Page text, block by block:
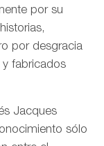
por su
por desgracia
fabricados
Jacques
sólo